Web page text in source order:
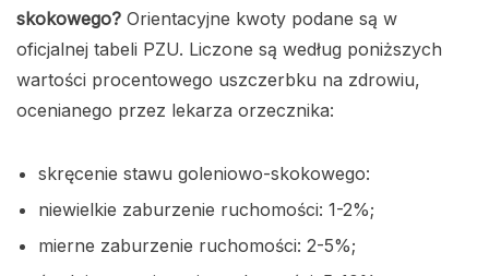
skokowego? Orientacyjne kwoty podane są w
oficjalnej tabeli PZU. Liczone są według poniższych
wartości procentowego uszczerbku na zdrowiu,
ocenianego przez lekarza orzecznika:
skręcenie stawu goleniowo-skokowego:
niewielkie zaburzenie ruchomości: 1-2%;
mierne zaburzenie ruchomości: 2-5%;